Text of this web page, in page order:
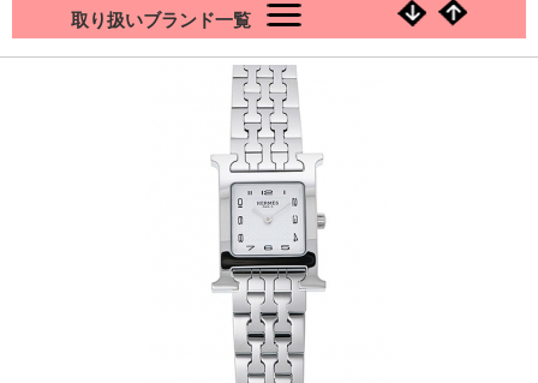
取り扱いブランド一覧